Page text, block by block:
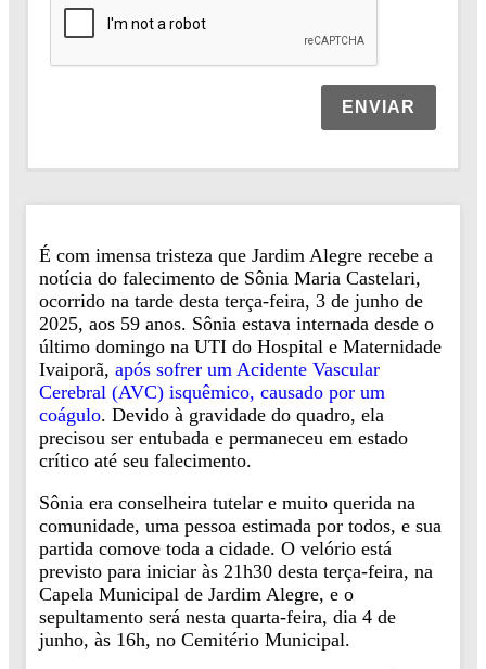
ENVIAR
É com imensa tristeza que Jardim Alegre recebe a
notícia do falecimento de Sônia Maria Castelari,
ocorrido na tarde desta terça-feira, 3 de junho de
2025, aos 59 anos. Sônia estava internada desde o
último domingo na UTI do Hospital e Maternidade
Ivaiporã, após sofrer um Acidente Vascular
Cerebral (AVC) isquêmico, causado por um
coágulo. Devido à gravidade do quadro, ela
precisou ser entubada e permaneceu em estado
crítico até seu falecimento.
Sônia era conselheira tutelar e muito querida na
comunidade, uma pessoa estimada por todos, e sua
partida comove toda a cidade. O velório está
previsto para iniciar às 21h30 desta terça-feira, na
Capela Municipal de Jardim Alegre, e o
sepultamento será nesta quarta-feira, dia 4 de
junho, às 16h, no Cemitério Municipal.